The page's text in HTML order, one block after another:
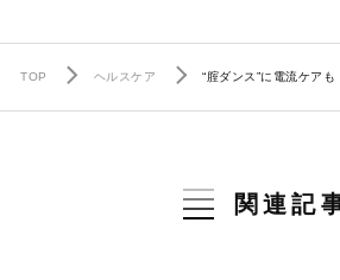
TOP ヘルスケア “腟ダンス”に電流ケア
関連記